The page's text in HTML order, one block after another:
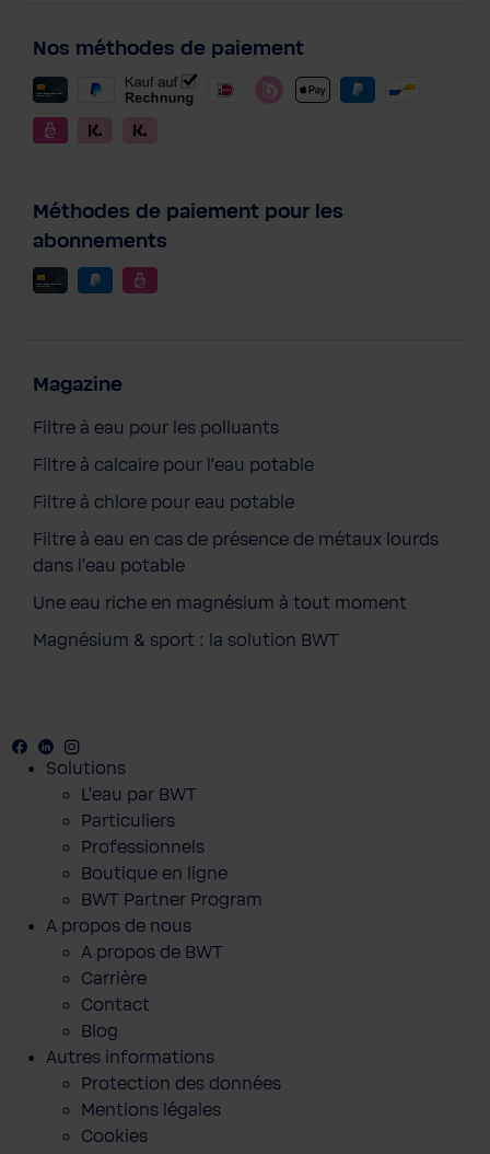
Nos méthodes de paiement
Méthodes de paiement pour les
abonnements
Magazine
Filtre à eau pour les polluants
Filtre à calcaire pour l'eau potable
Filtre à chlore pour eau potable
Filtre à eau en cas de présence de métaux lourds
dans l'eau potable
Une eau riche en magnésium à tout moment
Magnésium & sport : la solution BWT
Facebook
YoutubeLinkedin
Solutions
L’eau par BWT
Particuliers
Professionnels
Boutique en ligne
BWT Partner Program
A propos de nous
A propos de BWT
Carrière
Contact
Blog
Autres informations
Protection des données
Mentions légales
Cookies